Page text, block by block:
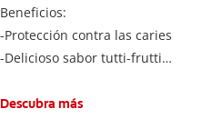
Beneficios:
-Protección contra las caries
-Delicioso sabor tutti-frutti
Cepíllese adecuadamente los
Descubra más